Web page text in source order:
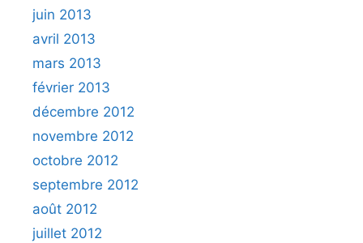
juin 2013
avril 2013
mars 2013
février 2013
décembre 2012
novembre 2012
octobre 2012
septembre 2012
août 2012
juillet 2012